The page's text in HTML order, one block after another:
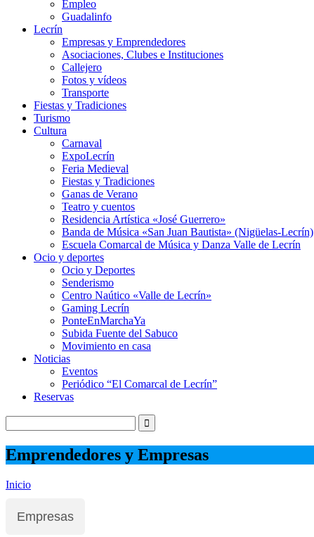
Empleo
Guadalinfo
Lecrín
Empresas y Emprendedores
Asociaciones, Clubes e Instituciones
Callejero
Fotos y vídeos
Transporte
Fiestas y Tradiciones
Turismo
Cultura
Carnaval
ExpoLecrín
Feria Medieval
Fiestas y Tradiciones
Ganas de Verano
Teatro y cuentos
Residencia Artística «José Guerrero»
Banda de Música «San Juan Bautista» (Nigüelas-Lecrín)
Escuela Comarcal de Música y Danza Valle de Lecrín
Ocio y deportes
Ocio y Deportes
Senderismo
Centro Naútico «Valle de Lecrín»
Gaming Lecrín
PonteEnMarchaYa
Subida Fuente del Sabuco
Movimiento en casa
Noticias
Eventos
Periódico “El Comarcal de Lecrín”
Reservas
Emprendedores y Empresas
Inicio
Empresas